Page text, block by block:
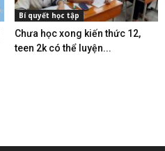
Bí quyết học tập
Chưa học xong kiến thức 12,
teen 2k có thể luyện...